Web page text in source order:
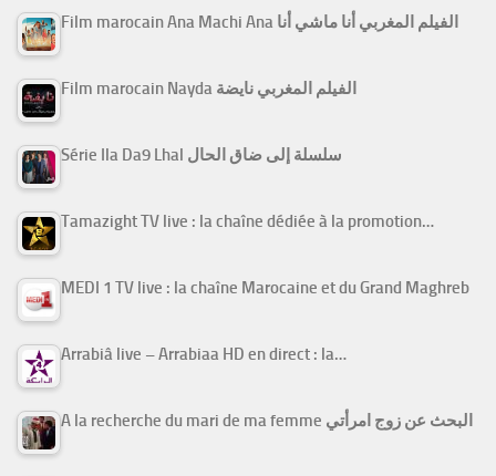
Film marocain Ana Machi Ana الفيلم المغربي أنا ماشي أنا
Film marocain Nayda الفيلم المغربي نايضة
Série Ila Da9 Lhal سلسلة إلى ضاق الحال
Tamazight TV live : la chaîne dédiée à la promotion…
MEDI 1 TV live : la chaîne Marocaine et du Grand Maghreb
Arrabiâ live – Arrabiaa HD en direct : la…
A la recherche du mari de ma femme البحث عن زوج امرأتي